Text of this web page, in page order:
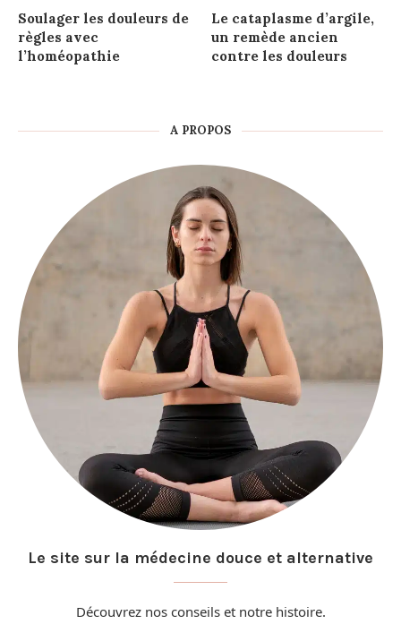
Soulager les douleurs de
règles avec
l’homéopathie
Le cataplasme d’argile,
un remède ancien
contre les douleurs
A PROPOS
Le site sur la médecine douce et alternative
Découvrez nos conseils et notre histoire.